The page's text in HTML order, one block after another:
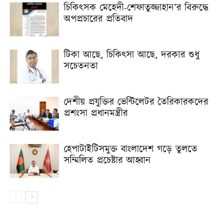
চিকিৎসক মেহেদী-শেফাতুজ্জাহান’র বিরুদ্ধে
অপপ্রচারের প্রতিবাদ
টিকা আছে, চিকিৎসা আছে, দরকার শুধু
সচেতনতা
দেশীয় প্রযুক্তির ভেন্টিলেটর তৈরিকারকদের
প্রশংসা প্রধানমন্ত্রীর
হেপাটাইটিসমুক্ত বাংলাদেশ গড়ে তুলতে
সম্মিলিত প্রচেষ্টার আহ্বান